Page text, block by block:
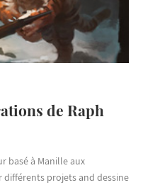
de Raph
basé à Manille aux
différents projets and dessine